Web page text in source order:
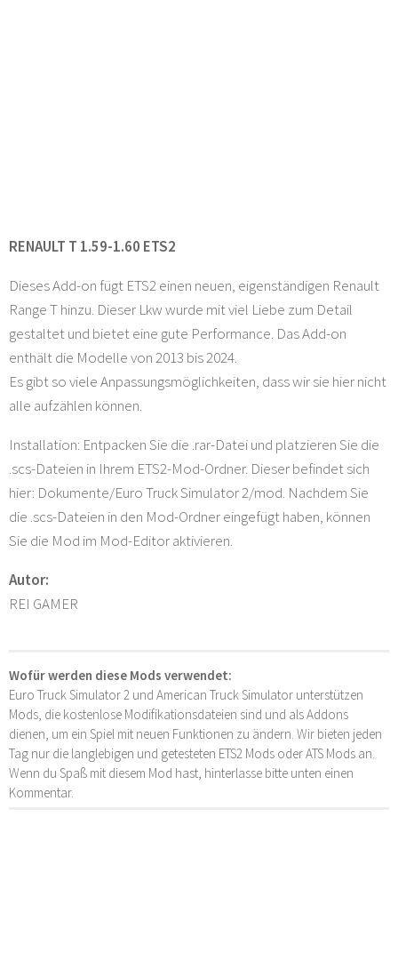
RENAULT T 1.59-1.60 ETS2
Dieses Add-on fügt ETS2 einen neuen, eigenständigen Renault
Range T hinzu. Dieser Lkw wurde mit viel Liebe zum Detail
gestaltet und bietet eine gute Performance. Das Add-on
enthält die Modelle von 2013 bis 2024.
Es gibt so viele Anpassungsmöglichkeiten, dass wir sie hier nicht
alle aufzählen können.
Installation: Entpacken Sie die .rar-Datei und platzieren Sie die
.scs-Dateien in Ihrem ETS2-Mod-Ordner. Dieser befindet sich
hier: Dokumente/Euro Truck Simulator 2/mod. Nachdem Sie
die .scs-Dateien in den Mod-Ordner eingefügt haben, können
Sie die Mod im Mod-Editor aktivieren.
Autor:
REI GAMER
Wofür werden diese Mods verwendet:
Euro Truck Simulator 2 und American Truck Simulator unterstützen
Mods, die kostenlose Modifikationsdateien sind und als Addons
dienen, um ein Spiel mit neuen Funktionen zu ändern. Wir bieten jeden
Tag nur die langlebigen und getesteten ETS2 Mods oder ATS Mods an.
Wenn du Spaß mit diesem Mod hast, hinterlasse bitte unten einen
Kommentar.